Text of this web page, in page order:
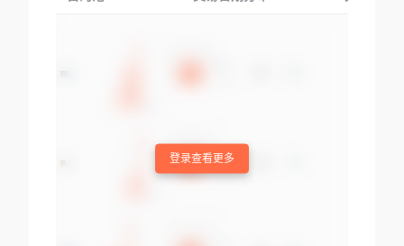
登录查看更多